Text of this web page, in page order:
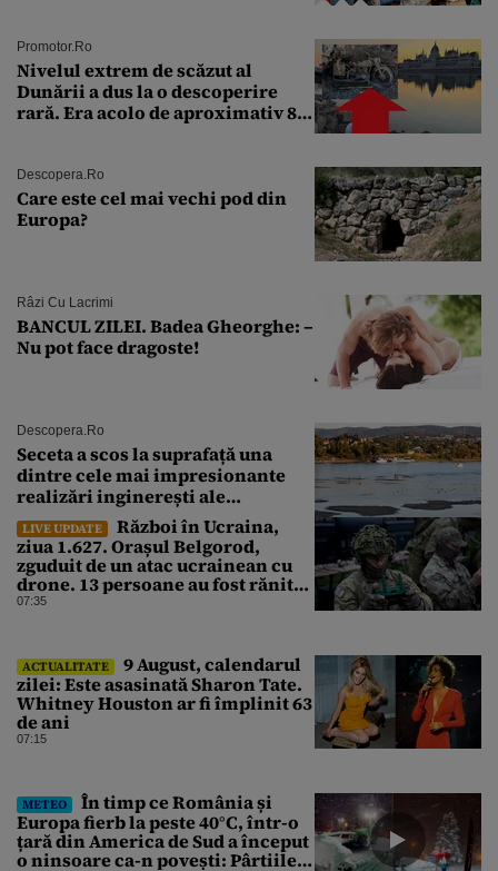
Promotor.ro
Nivelul extrem de scăzut al
Dunării a dus la o descoperire
rară. Era acolo de aproximativ 80
Descopera.ro
Care este cel mai vechi pod din
Europa?
Râzi Cu Lacrimi
BANCUL ZILEI. Badea Gheorghe: –
Nu pot face dragoste!
Descopera.ro
Seceta a scos la suprafață una
dintre cele mai impresionante
realizări inginerești ale
Imperiului Roman
LIVE UPDATE
Război în Ucraina,
ziua 1.627. Orașul Belgorod,
zguduit de un atac ucrainean cu
drone. 13 persoane au fost rănite
și mai multe clădiri, incendiate
07:35
ACTUALITATE
9 August, calendarul
zilei: Este asasinată Sharon Tate.
Whitney Houston ar fi împlinit 63
de ani
07:15
METEO
În timp ce România și
Europa fierb la peste 40°C, într-o
țară din America de Sud a început
o ninsoare ca-n povești: Pârtiile